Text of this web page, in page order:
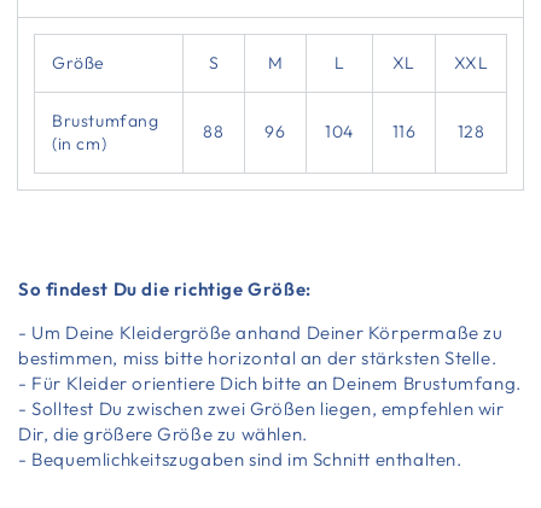
Größe S M L XL XXL
Brustumfang
(in cm)
88 96 104 116 128
So findest Du die richtige Größe:
- Um Deine Kleidergröße anhand Deiner Körpermaße zu
bestimmen, miss bitte horizontal an der stärksten Stelle.
- Für Kleider orientiere Dich bitte an Deinem Brustumfang.
- Solltest Du zwischen zwei Größen liegen, empfehlen wir
Dir, die größere Größe zu wählen.
- Bequemlichkeitszugaben sind im Schnitt enthalten.